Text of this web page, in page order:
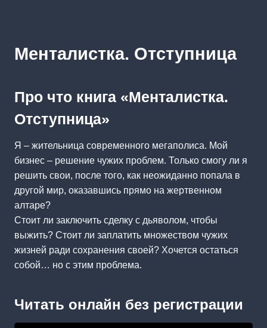
Менталистка. Отступница
Про что книга «Менталистка.
Отступница»
Я – жительница современного мегаполиса. Мой
бизнес – решение чужих проблем. Только смогу ли я
решить свои, после того, как неожиданно попала в
другой мир, оказавшись прямо на жертвенном
алтаре?
Стоит ли заключить сделку с дьяволом, чтобы
выжить? Стоит ли заплатить множеством чужих
жизней ради сохранения своей? Хочется остаться
собой… но с этим проблема.
Читать онлайн без регистрации